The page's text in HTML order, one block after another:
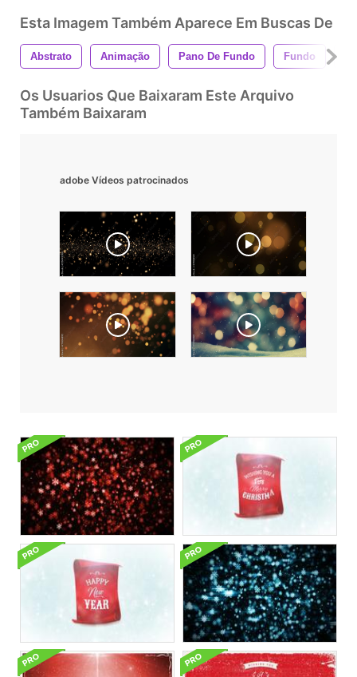
Esta Imagem Também Aparece Em Buscas De
Abstrato Animação Pano De Fundo Fundo
Os Usuarios Que Baixaram Este Arquivo
Também Baixaram
adobe Vídeos patrocinados